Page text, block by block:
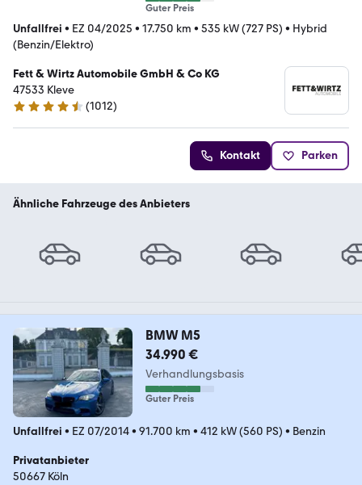
Guter Preis
Unfallfrei • EZ 04/2025 • 17.750 km • 535 kW (727 PS) • Hybrid
(Benzin/Elektro)
Fett & Wirtz Automobile GmbH & Co KG
47533 Kleve
4.6 Sterne
(1012)
Kontakt Parken
Ähnliche Fahrzeuge des Anbieters
BMW M5
34.990 €
Verhandlungsbasis
Guter Preis
Unfallfrei • EZ 07/2014• 91.700 km • 412 kW (560 PS) • Benzin
Privatanbieter
50667 Köln